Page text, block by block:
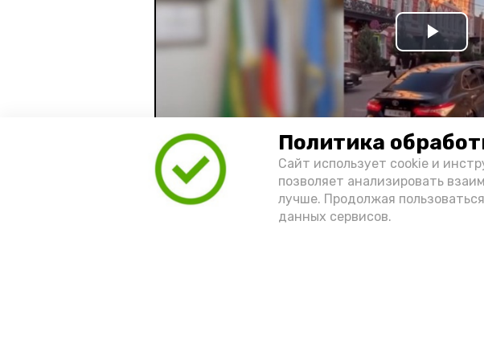
Политика
Сайт использует cookie и
позволяет анализировать
лучше. Продолжая
данных сервисов.
Play
Видео: управление пресс-службы и информации